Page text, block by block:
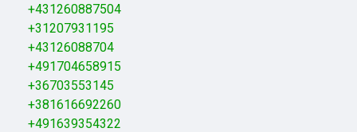
+431260887504
+31207931195
+43126088704
+491704658915
+36703553145
+381616692260
+491639354322